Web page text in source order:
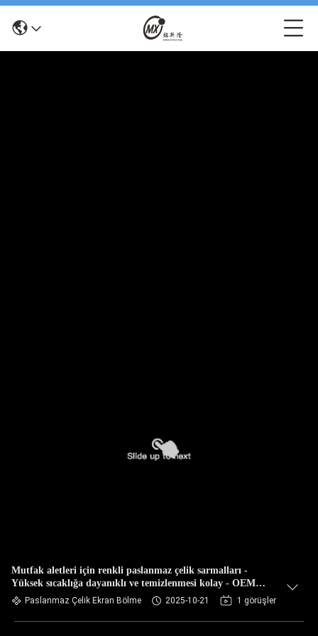
Mutfak aletleri için renkli paslanmaz çelik sarmalları -
Yüksek sıcaklığa dayanıklı ve temizlenmesi kolay - OEM
İşbirliği
Paslanmaz Çelik Ekran Bölme 2025-10-21 1 görüşler